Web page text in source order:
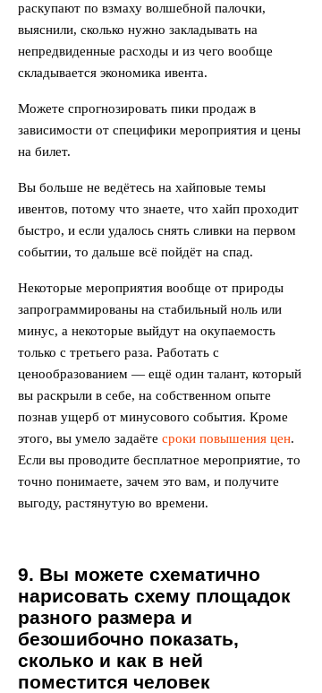
раскупают по взмаху волшебной палочки,
выяснили, сколько нужно закладывать на
непредвиденные расходы и из чего вообще
складывается экономика ивента.
Можете спрогнозировать пики продаж в
зависимости от специфики мероприятия и цены
на билет.
Вы больше не ведётесь на хайповые темы
ивентов, потому что знаете, что хайп проходит
быстро, и если удалось снять сливки на первом
событии, то дальше всё пойдёт на спад.
Некоторые мероприятия вообще от природы
запрограммированы на стабильный ноль или
минус, а некоторые выйдут на окупаемость
только с третьего раза. Работать с
ценообразованием — ещё один талант, который
вы раскрыли в себе, на собственном опыте
познав ущерб от минусового события. Кроме
этого, вы умело задаёте сроки повышения цен.
Если вы проводите бесплатное мероприятие, то
точно понимаете, зачем это вам, и получите
выгоду, растянутую во времени.
9. Вы можете схематично
нарисовать схему площадок
разного размера и
безошибочно показать,
сколько и как в ней
поместится человек